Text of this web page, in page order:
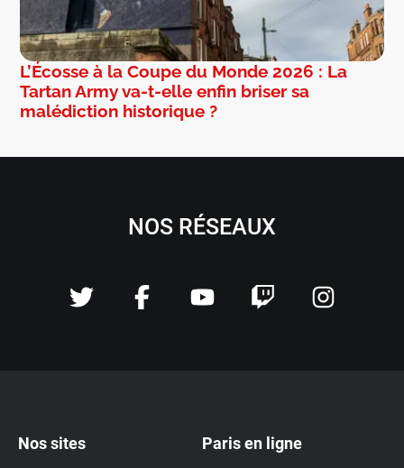
L’Écosse à la Coupe du Monde 2026 : La
Tartan Army va-t-elle enfin briser sa
malédiction historique ?
NOS RÉSEAUX
Nos sites Paris en ligne